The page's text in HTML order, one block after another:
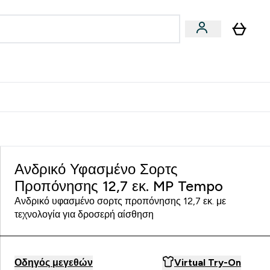
Ανδρικό Υφασμένο Σορτς
Προπόνησης 12,7 εκ. MP Tempo
Ανδρικό υφασμένο σορτς προπόνησης 12,7 εκ. με
τεχνολογία για δροσερή αίσθηση
Οδηγός μεγεθών Virtual Try-On